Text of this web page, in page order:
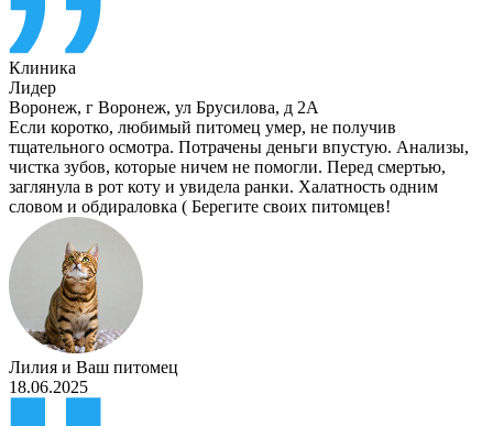
Клиника
Лидер
Воронеж, г Воронеж, ул Брусилова, д 2А
Если коротко, любимый питомец умер, не получив
тщательного осмотра. Потрачены деньги впустую. Анализы,
чистка зубов, которые ничем не помогли. Перед смертью,
заглянула в рот коту и увидела ранки. Халатность одним
словом и обдираловка ( Берегите своих питомцев!
Лилия и Ваш питомец
18.06.2025